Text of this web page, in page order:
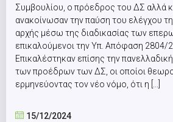
Συμβουλίου, ο πρόεδρος του ΔΣ αλλά
ανακοίνωσαν την παύση του ελέγχου
αρχής μέσω της διαδικασίας των
επικαλούμενοι την Υπ. Απόφαση 2804/
Επικαλέστηκαν επίσης την
των προέδρων των ΔΣ, οι οποίοι
ερμηνεύοντας τον νέο νόμο, ότι η [...]
15/12/2024